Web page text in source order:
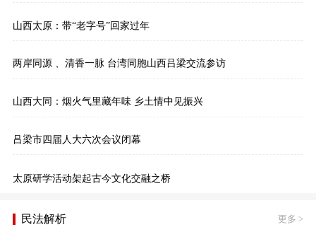
山西太原：带“老字号”回家过年
两岸同源 、清香一脉 台湾同胞山西吕梁交流参访
山西大同：烟火气里藏年味 乡土情中见振兴
吕梁市四届人大六次会议闭幕
太原研学活动架起古今文化交融之桥
民法解析 更多 >